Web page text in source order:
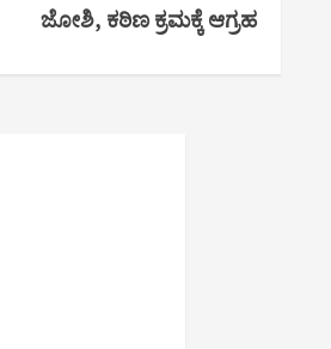
ಜೋಶಿ, ಕಠಿಣ ಕ್ರಮಕ್ಕೆ ಆಗ್ರಹ